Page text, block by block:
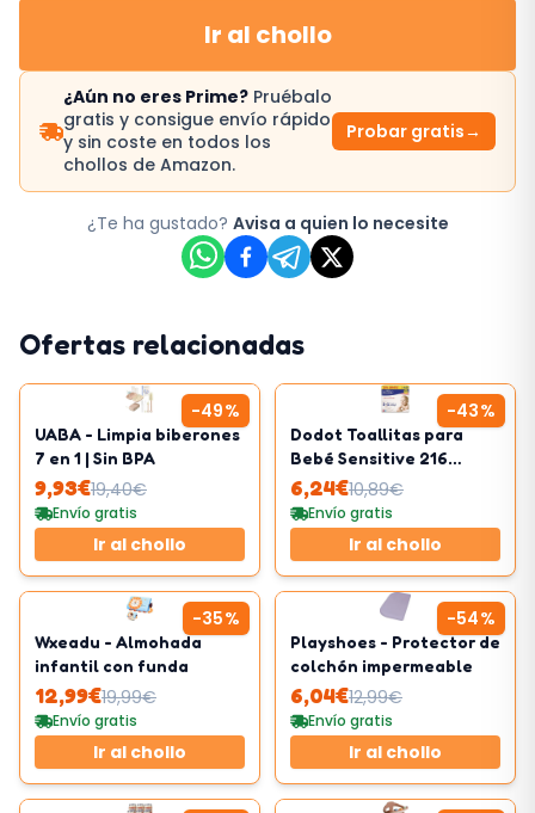
Ir al chollo
¿Aún no eres Prime? Pruébalo
gratis y consigue envío rápido
y sin coste en todos los
chollos de Amazon.
Probar gratis→
¿Te ha gustado? Avisa a quien lo necesite
Ofertas relacionadas
-49%
UABA - Limpia biberones
7 en 1 | Sin BPA
9,93€19,40€
Envío gratis
Ir al chollo
-43%
Dodot Toallitas para
Bebé Sensitive 216
Toallitas
6,24€10,89€
Envío gratis
Ir al chollo
-35%
Wxeadu - Almohada
infantil con funda
12,99€19,99€
Envío gratis
Ir al chollo
-54%
Playshoes - Protector de
colchón impermeable
6,04€12,99€
Envío gratis
Ir al chollo